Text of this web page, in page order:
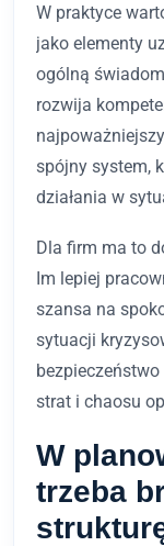
W praktyce
jako elementy
ogólną
rozwija
spójny system,
działania w
Dla firm ma to
Im lepiej
szansa na
sytuacji
strat i chaosu
W
trzeba